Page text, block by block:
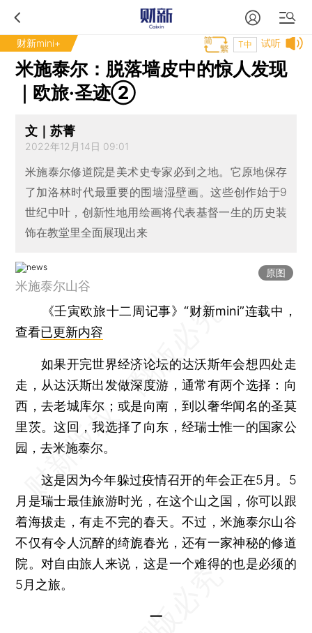
财新mini+ 试听
T中
米施泰尔：脱落墙皮中的惊人发现
｜欧旅·圣迹②
文｜苏菁
2022年12月14日 09:01
米施泰尔修道院是美术史专家必到之地。它原地保存
了加洛林时代最重要的围墙湿壁画。这些创作始于9
世纪中叶，创新性地用绘画将代表基督一生的历史装
饰在教堂里全面展现出来
原图
米施泰尔山谷
《壬寅欧旅十二周记事》“财新mini”连载中，
查看已更新内容
如果开完世界经济论坛的达沃斯年会想四处走
走，从达沃斯出发做深度游，通常有两个选择：向
西，去老城库尔；或是向南，到以奢华闻名的圣莫
里茨。这回，我选择了向东，经瑞士惟一的国家公
园，去米施泰尔。
这是因为今年躲过疫情召开的年会正在5月。5
月是瑞士最佳旅游时光，在这个山之国，你可以跟
着海拔走，有走不完的春天。不过，米施泰尔山谷
不仅有令人沉醉的绮旎春光，还有一家神秘的修道
院。对自由旅人来说，这是一个难得的也是必须的
5月之旅。
一